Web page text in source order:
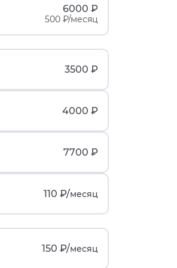
6000 ₽
500 ₽/месяц
3500 ₽
4000 ₽
7700 ₽
110 ₽/месяц
150 ₽/месяц